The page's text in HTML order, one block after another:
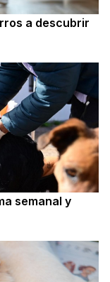
a descubrir
semanal y